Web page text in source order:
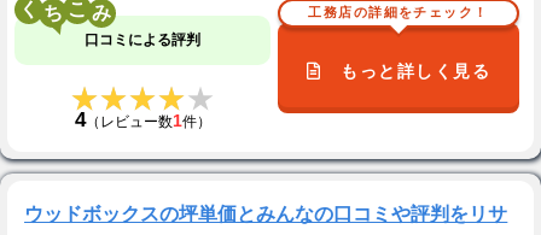
く こ
口コミによる評判
★★★★★
★★★★★
4（レビュー数1件）
工務店の詳細をチェック！
もっと詳しく見る
ウッドボックスの坪単価とみんなの口コミや評判をリサ